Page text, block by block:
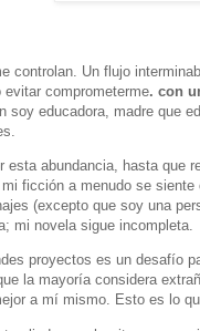
controlan. Un flujo
comprometerme. con
soy educadora, madre que
esta abundancia, hasta que
ficción a menudo se
(excepto que soy una
mi novela sigue incompleta.
proyectos es un desafío
la mayoría considera
a mí mismo. Esto es lo